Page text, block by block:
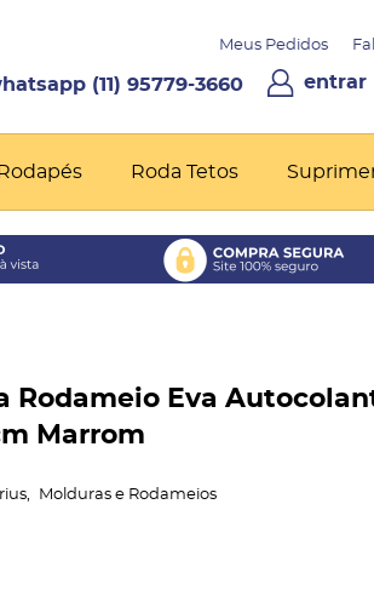
Meus Pedidos
(11) 95779-3660 entrar
Rodapés Roda Tetos
Rodameio Eva
Marrom
Molduras e Rodameios